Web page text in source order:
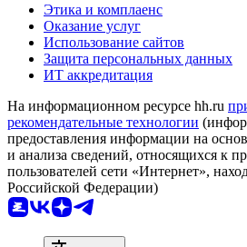
Этика и комплаенс
Оказание услуг
Использование сайтов
Защита персональных данных
ИТ аккредитация
На информационном ресурсе hh.ru
рекомендательные технологии
предоставления информации на
и анализа сведений, относящихся к
пользователей сети «Интернет»,
Российской Федерации)